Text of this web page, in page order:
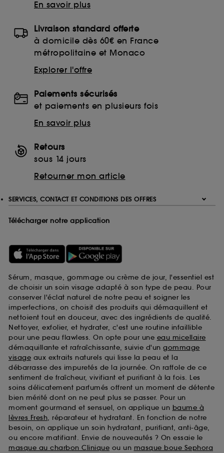
En savoir plus
Livraison standard offerte
à domicile dès 60€ en France
métropolitaine et Monaco
Explorer l'offre
Paiements sécurisés
et paiements en plusieurs fois
En savoir plus
Retours
sous 14 jours
Retourner mon article
SERVICES, CONTACT ET CONDITIONS DES OFFRES
Télécharger notre application
Sérum, masque, gommage ou crème de jour, l'essentiel est
de choisir un soin visage adapté à son type de peau. Pour
conserver l'éclat naturel de notre peau et soigner les
imperfections, on choisit des produits qui démaquillent et
nettoient tout en douceur, avec des ingrédients de qualité.
Nettoyer, exfolier, et hydrater, c'est une routine infaillible
pour une peau flawless. On opte pour une eau micellaire
démaquillante et rafraîchissante, suivie d'un gommage
visage aux extraits naturels qui lisse la peau et la
débarrasse des impuretés de la journée. On raffole de ce
sentiment de fraîcheur, vivifiant et purifiant à la fois. Les
soins délicatement parfumés offrent un moment de détente
bien mérité dont on ne peut plus se passer. Pour un
moment gourmand et sensuel, on applique un baume à
lèvres Fresh, réparateur et hydratant. En fonction de notre
besoin, on applique un soin hydratant, purifiant, anti-âge,
ou encore matifiant. Envie de nouveautés ? On essaie le
masque au charbon Clinique ou un masque boue Sephora